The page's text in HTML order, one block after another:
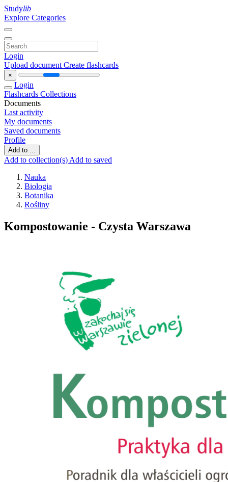
Studylib
Explore Categories
Login
Upload document Create flashcards
×
Login
Flashcards Collections
Documents
Last activity
My documents
Saved documents
Profile
Add to ...
Add to collection(s) Add to saved
Nauka
Biologia
Botanika
Rośliny
Kompostowanie - Czysta Warszawa